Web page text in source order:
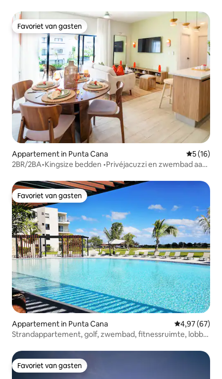
Favoriet van gasten
Favoriet van gasten
Appartement in Punta Cana
5 (16)
2BR/2BA•Kingsize bedden •Privéjacuzzi en zwembad aan
Favoriet van gasten
Favoriet van gasten
Appartement in Punta Cana Gemiddelde
4,97 (67)
Strandappartement, golf, zwembad, fitnessruimte, lobby,
Favoriet van gasten
Favoriet van gasten